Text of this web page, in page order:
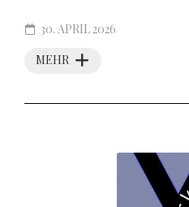
MEHR
30. APRIL 2026